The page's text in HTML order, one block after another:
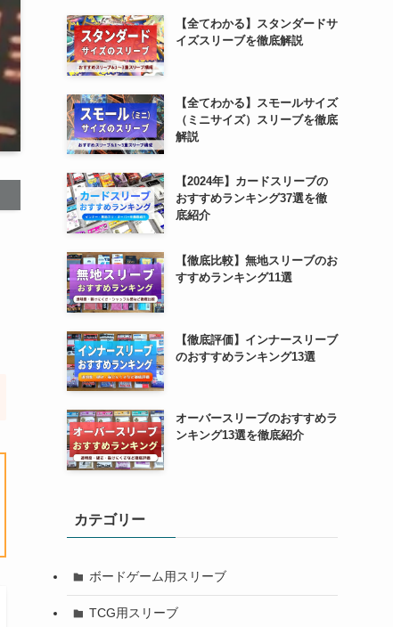
【全てわかる】スタンダードサ
イズスリーブを徹底解説
【全てわかる】スモールサイズ
（ミニサイズ）スリーブを徹底
解説
【2024年】カードスリーブの
おすすめランキング37選を徹
底紹介
【徹底比較】無地スリーブのお
すすめランキング11選
【徹底評価】インナースリーブ
のおすすめランキング13選
オーバースリーブのおすすめラ
ンキング13選を徹底紹介
カテゴリー
ボードゲーム用スリーブ
TCG用スリーブ